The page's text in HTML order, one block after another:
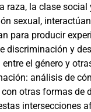
raza, la clase social
sexual,
para producir
discriminación y
entre el género y
análisis de
con otras formas de
intersecciones